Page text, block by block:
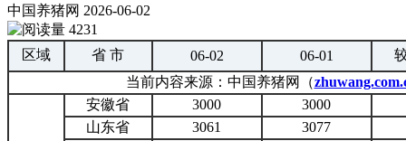
中国养猪网 2026-06-02
4231
区域
省 市 06-02 06-01
当前内容来源：中国养猪网（
安徽省 3000
3000
山东省
3061
3077